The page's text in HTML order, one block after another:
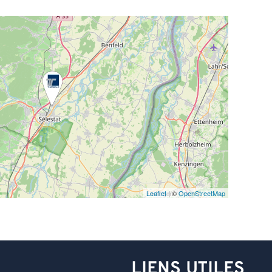
Leaflet| ©OpenStreetMap